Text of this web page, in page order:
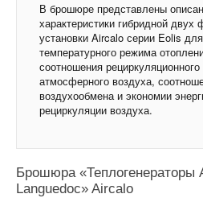
В брошюре представлены
характеристики гибридной двух
установки Aircalo серии Eolis
температурного режима
соотношения
атмосферного воздуха,
воздухообмена и экономии
рециркуляции воздуха.
Брошюра «Теплогенераторы
Languedoc» Aircalo